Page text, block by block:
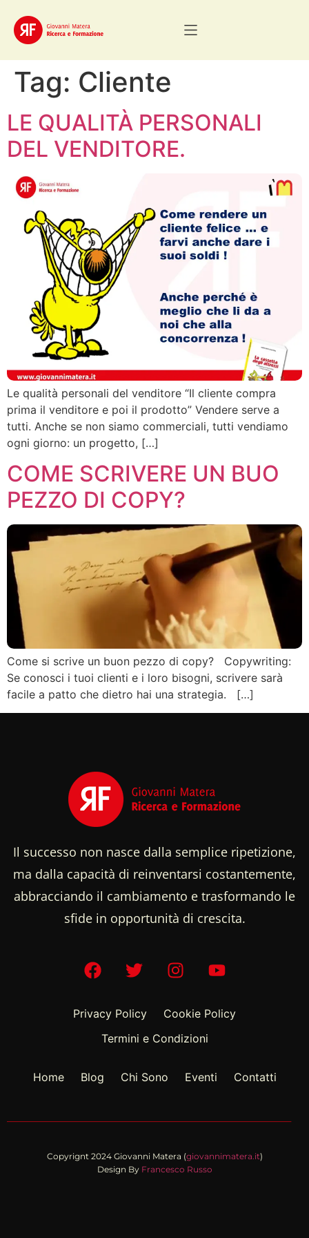
Tag: Cliente
LE QUALITÀ PERSONALI
DEL VENDITORE.
Le qualità personali del venditore “Il cliente compra
prima il venditore e poi il prodotto” Vendere serve a
tutti. Anche se non siamo commerciali, tutti vendiamo
ogni giorno: un progetto, […]
COME SCRIVERE UN BUO
PEZZO DI COPY?
Come si scrive un buon pezzo di copy? Copywriting:
Se conosci i tuoi clienti e i loro bisogni, scrivere sarà
facile a patto che dietro hai una strategia. […]
Il successo non nasce dalla semplice ripetizione,
ma dalla capacità di reinventarsi costantemente,
abbracciando il cambiamento e trasformando le
sfide in opportunità di crescita.
Privacy Policy
Cookie Policy
Termini e Condizioni
Home Blog Chi Sono Eventi Contatti
Copyrignt 2024 Giovanni Matera (giovannimatera.it)
Design By Francesco Russo